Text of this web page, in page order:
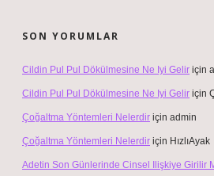
SON YORUMLAR
Cildin Pul Pul Dökülmesine Ne Iyi Gelir için
Cildin Pul Pul Dökülmesine Ne Iyi Gelir için
Çoğaltma Yöntemleri Nelerdir için admin
Çoğaltma Yöntemleri Nelerdir için HızlıAyak
Adetin Son Günlerinde Cinsel Ilişkiye Girilir